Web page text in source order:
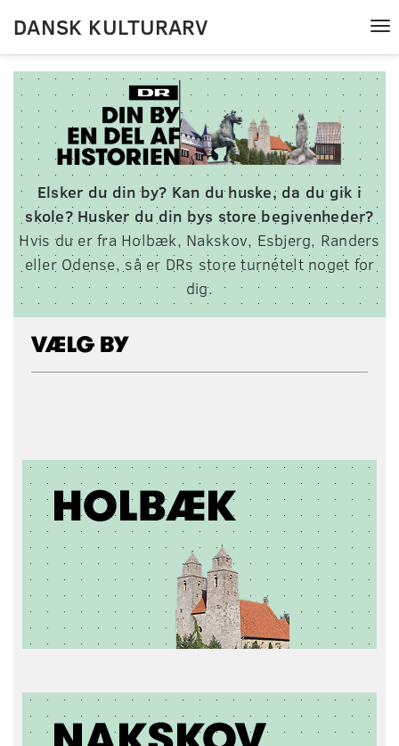
DANSK KULTURARV
Elsker du din by? Kan du huske, da du gik i
skole? Husker du din bys store begivenheder?
Hvis du er fra Holbæk, Nakskov, Esbjerg, Randers
eller Odense, så er DRs store turnételt noget for
dig.